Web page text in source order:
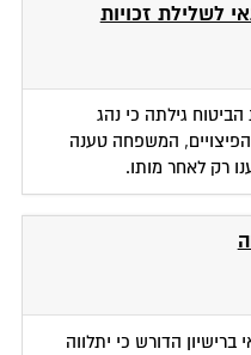
לשלילת זכויות
גילתה כי נהג
המשפחה טענה
רק לאחר מותו.
הדורש כי יתלווה